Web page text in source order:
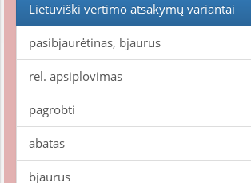
Lietuviški vertimo atsakymų variantai
pasibjaurėtinas, bjaurus
rel. apsiplovimas
pagrobti
abatas
bjaurus